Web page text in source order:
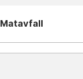
Matavfall